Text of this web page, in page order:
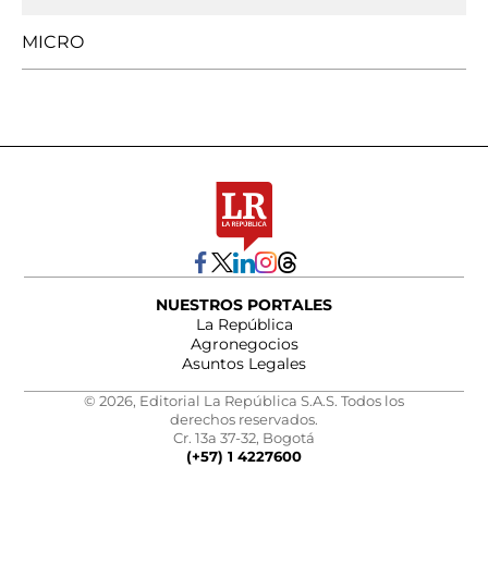
MICRO
NUESTROS PORTALES
La República
Agronegocios
Asuntos Legales
© 2026, Editorial La República S.A.S. Todos los
derechos reservados.
Cr. 13a 37-32, Bogotá
(+57) 1 4227600